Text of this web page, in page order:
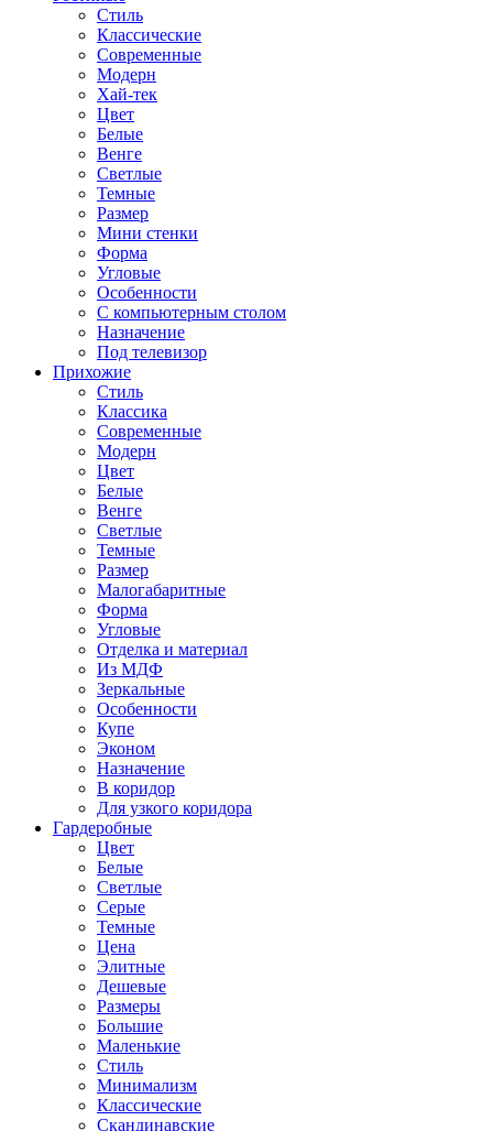
Стиль
Классические
Современные
Модерн
Хай-тек
Цвет
Белые
Венге
Светлые
Темные
Размер
Мини стенки
Форма
Угловые
Особенности
С компьютерным столом
Назначение
Под телевизор
Прихожие
Стиль
Классика
Современные
Модерн
Цвет
Белые
Венге
Светлые
Темные
Размер
Малогабаритные
Форма
Угловые
Отделка и материал
Из МДФ
Зеркальные
Особенности
Купе
Эконом
Назначение
В коридор
Для узкого коридора
Гардеробные
Цвет
Белые
Светлые
Серые
Темные
Цена
Элитные
Дешевые
Размеры
Большие
Маленькие
Стиль
Минимализм
Классические
Скандинавские